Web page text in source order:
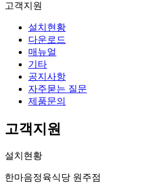
고객지원
설치현황
다운로드
매뉴얼
기타
공지사항
자주묻는 질문
제품문의
고객지원
설치현황
한마음정육식당 원주점